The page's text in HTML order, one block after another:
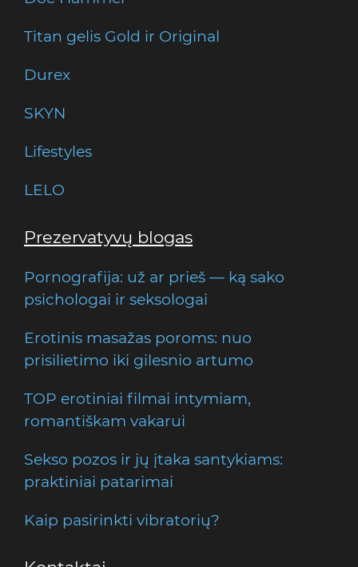
Titan gelis Gold ir Original
Durex
SKYN
Lifestyles
LELO
Prezervatyvų blogas
Pornografija: už ar prieš — ką sako
psichologai ir seksologai
Erotinis masažas poroms: nuo
prisilietimo iki gilesnio artumo
TOP erotiniai filmai intymiam,
romantiškam vakarui
Sekso pozos ir jų įtaka santykiams:
praktiniai patarimai
Kaip pasirinkti vibratorių?